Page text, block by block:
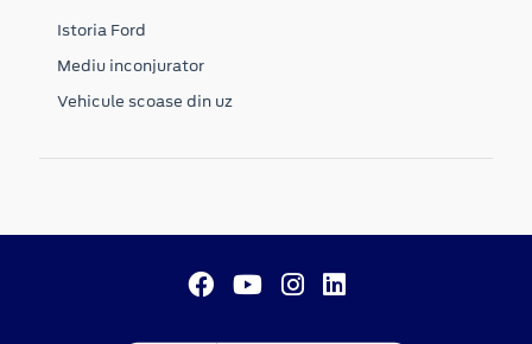
Istoria Ford
Mediu inconjurator
Vehicule scoase din uz